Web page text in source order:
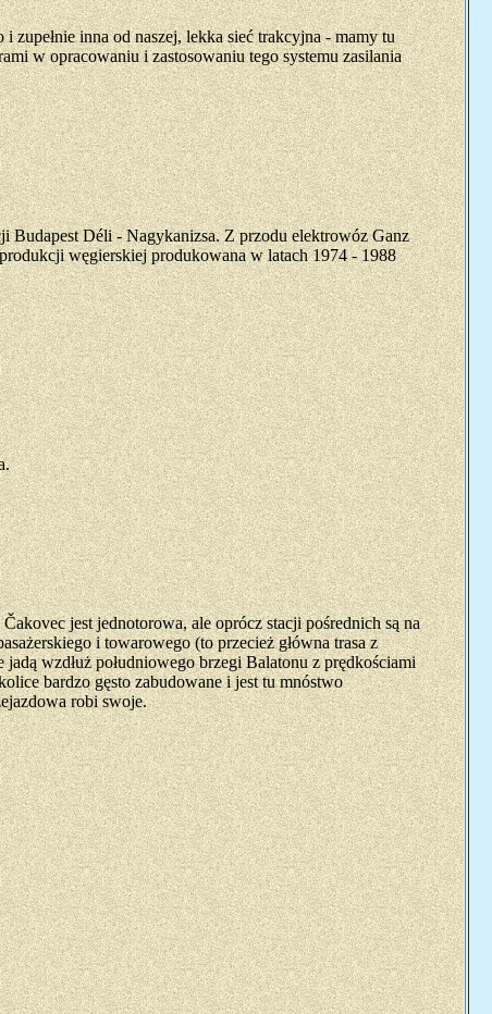
zupełnie inna od naszej, lekka sieć trakcyjna - mamy tu
w opracowaniu i zastosowaniu tego systemu zasilania
Budapest Déli - Nagykanizsa. Z przodu elektrowóz Ganz
węgierskiej produkowana w latach 1974 - 1988
jest jednotorowa, ale oprócz stacji pośrednich są na
i towarowego (to przecież główna trasa z
wzdłuż południowego brzegi Balatonu z prędkościami
bardzo gęsto zabudowane i jest tu mnóstwo
robi swoje.